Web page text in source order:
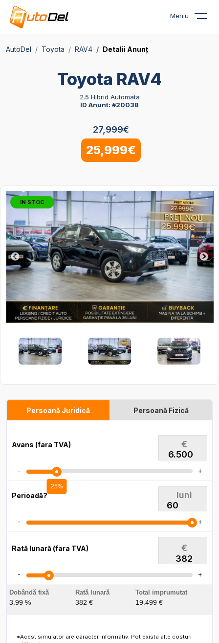
Meniu
AutoDel Toyota RAV4 Detalii Anunț
Toyota RAV4
2.5 Hibrid Automata
ID Anunt: #20038
27,999€
25,999€
IN STOC
Persoană Juridică Persoană Fizică
Avans (fara TVA) €
-
25%
+
Perioadă? luni
- +
Rată lunară (fara TVA)
€
382
- +
Dobândă fixă
3.99 %
Rată lunară
382 €
Total imprumutat
19.499 €
*Acest simulator are caracter informativ. Pot exista alte costuri